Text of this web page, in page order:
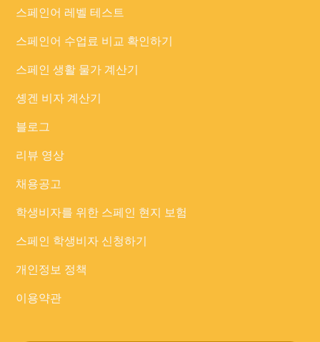
스페인어 레벨 테스트
스페인어 수업료 비교 확인하기
스페인 생활 물가 계산기
솅겐 비자 계산기
블로그
리뷰 영상
채용공고
학생비자를 위한 스페인 현지 보험
스페인 학생비자 신청하기
개인정보 정책
이용약관